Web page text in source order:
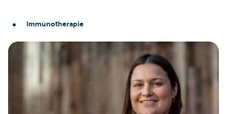
Immunotherapie